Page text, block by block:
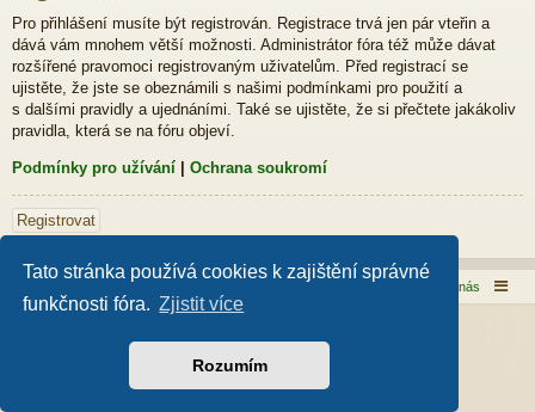
Tato stránka používá cookies k zajištění správné
funkčnosti fóra. Zjistit více
Rozumím
Pro přihlášení musíte být registrován. Registrace trvá jen pár vteřin a
dává vám mnohem větší možnosti. Administrátor fóra též může dávat
rozšířené pravomoci registrovaným uživatelům. Před registrací se
ujistěte, že jste se obeznámili s našimi podmínkami pro použití a
s dalšími pravidly a ujednáními. Také se ujistěte, že si přečtete jakákoliv
pravidla, která se na fóru objeví.
Podmínky pro užívání | Ochrana soukromí
Registrovat
Obsah fóra Kontaktujte nás
- phpBB 3.3 od MrGaby
Český překlad –
Soukromí|Podmínky